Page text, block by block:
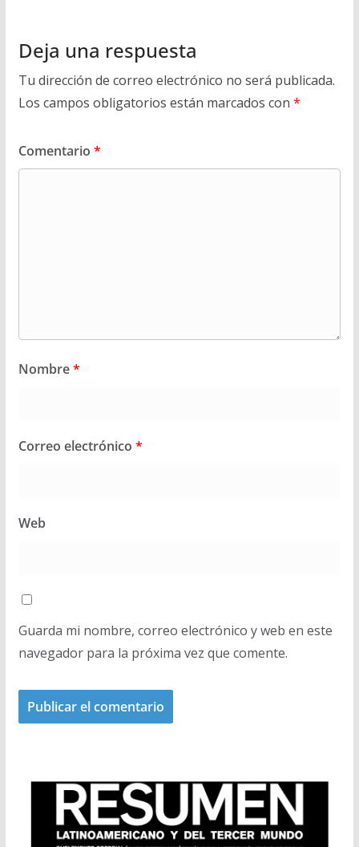
Deja una respuesta
Tu dirección de correo electrónico no será publicada.
Los campos obligatorios están marcados con *
Comentario *
Nombre*
Correo electrónico *
Web
Guarda mi nombre, correo electrónico y web en este
navegador para la próxima vez que comente.